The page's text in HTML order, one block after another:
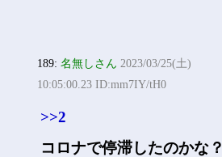
189:名無しさん 2023/03/25(土)
10:05:00.23 ID:mm7IY/tH0
>>2
コロナで停滞したのかな？